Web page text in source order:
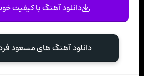
دانلود آهنگ با کیفیت خوب
دانلود آهنگ های مسعود